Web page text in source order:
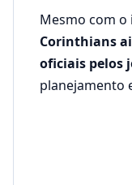
Mesmo com
Corinthians
oficiais pelos
planejamento